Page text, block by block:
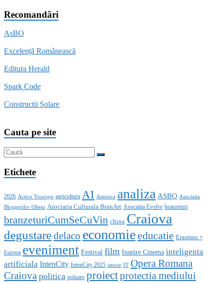
Recomandări
AsBO
Excelență Românească
Editura Herald
Spark Code
Constructii Solare
Cauta pe site
Etichete
2026 Active Yourope agricultura AI America analiza ASBO Asociatia
Bloggerilor Olteni Asociatia Culturala BranArt Asociatia Evolve branzeturi
branzeturiCumSeCuVin china Craiova
degustaredelaco economieeducatie Erasmus +
Europa eveniment Festival film Inspire Cinema inteligenta
artificiala IntenCity IntenCity 2025 istorie IT Opera Romana
Craiova politica poluare proiectprotectia mediului